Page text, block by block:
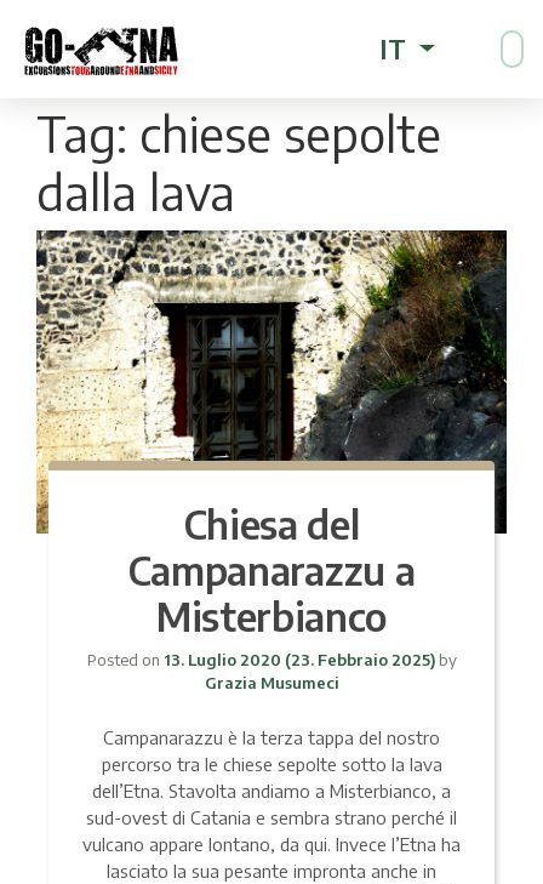
IT
Tag: chiese sepolte
dalla lava
Chiesa del
Campanarazzu a
Misterbianco
Posted on 13. Luglio 2020 (23. Febbraio 2025) by
Grazia Musumeci
Campanarazzu è la terza tappa del nostro
percorso tra le chiese sepolte sotto la lava
dell’Etna. Stavolta andiamo a Misterbianco, a
sud-ovest di Catania e sembra strano perché il
vulcano appare lontano, da qui. Invece l’Etna ha
lasciato la sua pesante impronta anche in